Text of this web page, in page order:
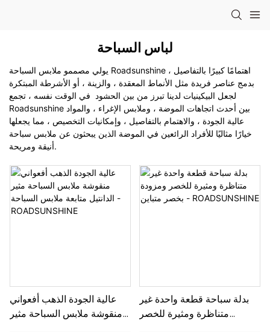
لباس السباحة
يولي مصممو ملابس السباحة Roadsunshine اهتمامًا كبيرًا بالتفاصيل ،
بدمج عناصر فريدة مثل الأنماط المعقدة ، والزينة ، أو الأشرطة المبتكرة
لجعل البيكينيات لدينا تبرز من بين الحشود في الوقت نفسه ، تجمع
Roadsunshine بين أحدث اتجاهات الموضة ، وملابس الإغراء ، والمواد
عالية الجودة ، والاهتمام بالتفاصيل ، وإمكانيات التخصيص ، مما يجعلها
خيارًا مثاليًا للأفراد الرائعين في الموضة الذين يبحثون عن ملابس سباحة
أنيقة ومريحة.
عالية الجودة الذهب أفعواني
منقوشة ملابس السباحة مثير
بدلة سباحة قطعة واحدة غير
متناظرة ومثيرة للخصر